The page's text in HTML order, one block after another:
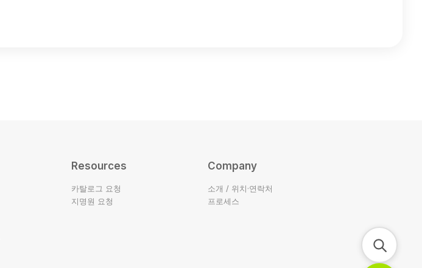
Resources
카탈로그 요청
지명원 요청
Company
소개 / 위치·연락처
프로세스